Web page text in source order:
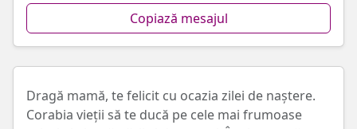
Copiază mesajul
Dragă mamă, te felicit cu ocazia zilei de naștere.
Corabia vieții să te ducă pe cele mai frumoase